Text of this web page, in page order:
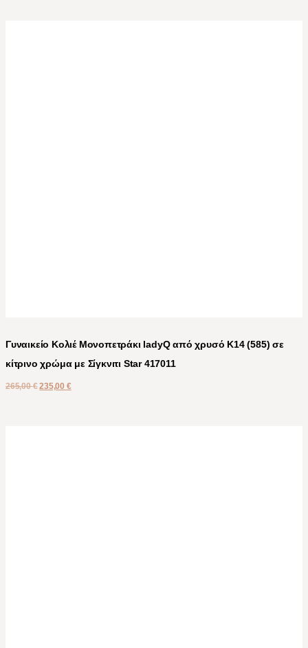
Γυναικείο Κολιέ Μονοπετράκι ladyQ από χρυσό Κ14 (585) σε
κίτρινο χρώμα με Σίγκνιτι Star 417011
265,00€ 235,00 €